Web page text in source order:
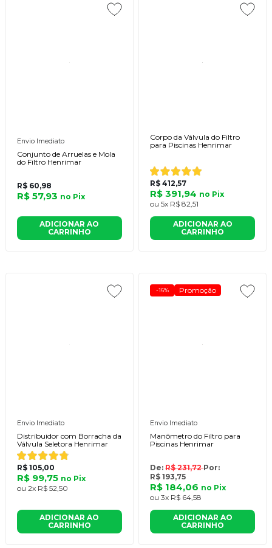
Envio Imediato
Conjunto de Arruelas e Mola
do Filtro Henrimar
R$ 60,98
R$ 57,93 no Pix
ADICIONAR AO
CARRINHO
Corpo da Válvula do Filtro
para Piscinas Henrimar
R$ 412,57
R$ 391,94 no Pix
ou 5x R$ 82,51
ADICIONAR AO
CARRINHO
Envio Imediato
Distribuidor com Borracha da
Válvula Seletora Henrimar
R$ 105,00
R$ 99,75 no Pix
ou 2x R$ 52,50
ADICIONAR AO
CARRINHO
-16% Promoção
Envio Imediato
Manômetro do Filtro para
Piscinas Henrimar
De: R$ 231,72Por:
R$ 193,75
R$ 184,06 no Pix
ou 3x R$ 64,58
ADICIONAR AO
CARRINHO